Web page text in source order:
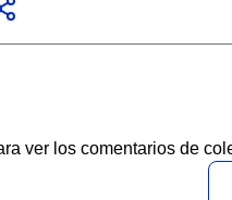
ver los comentarios de